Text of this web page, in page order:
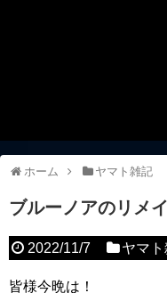
ホーム ヤマト雑記
ブルーノアのリメ
2022/11/7 ヤマ
皆様今晩は！